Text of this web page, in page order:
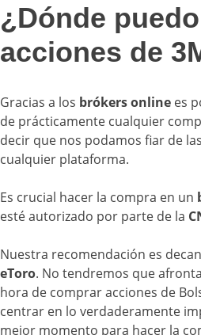
¿Dónde
acciones de
Gracias a los brókers online es
de prácticamente cualquier
decir que nos podamos fiar de
cualquier plataforma.
Es crucial hacer la compra en un
esté autorizado por parte de la
Nuestra recomendación es
eToro. No tendremos que
hora de comprar acciones de
centrar en lo verdaderamente
mejor momento para hacer la